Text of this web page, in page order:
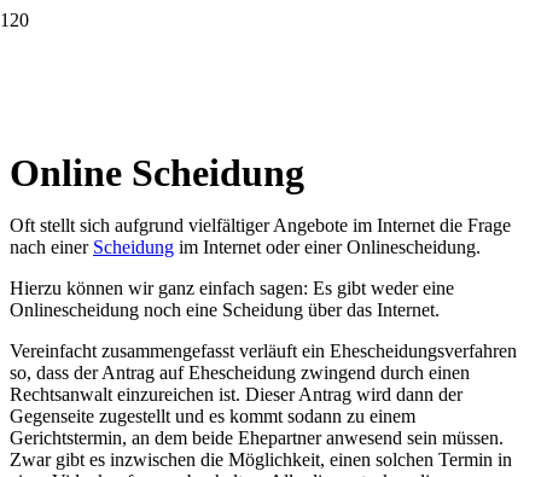
Online Scheidung
Oft stellt sich aufgrund vielfältiger Angebote im Internet die Frage
nach einer Scheidung im Internet oder einer Onlinescheidung.
Hierzu können wir ganz einfach sagen: Es gibt weder eine
Onlinescheidung noch eine Scheidung über das Internet.
Vereinfacht zusammengefasst verläuft ein Ehescheidungsverfahren
so, dass der Antrag auf Ehescheidung zwingend durch einen
Rechtsanwalt einzureichen ist. Dieser Antrag wird dann der
Gegenseite zugestellt und es kommt sodann zu einem
Gerichtstermin, an dem beide Ehepartner anwesend sein müssen.
Zwar gibt es inzwischen die Möglichkeit, einen solchen Termin in